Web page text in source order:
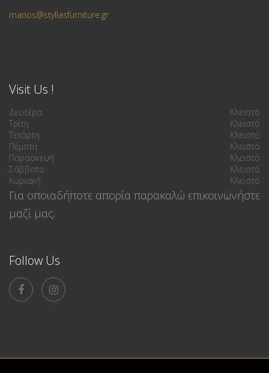
manos@styllasfurniture.gr
Visit Us !
Δευτέρα
Κλειστό
Τρίτη
Κλειστό
Τετάρτη
Κλειστό
Πέμπτη
Κλειστό
Παρασκευή
Κλειστό
Σάββατο
Κλειστό
Κυριακή
Κλειστό
Για οποιαδήποτε απορία παρακαλώ επικοινωνήστε
μαζί μας.
Follow Us